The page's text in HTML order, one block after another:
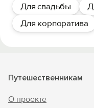
Для свадьбы
Для корпоратива
Путешественникам
О проекте